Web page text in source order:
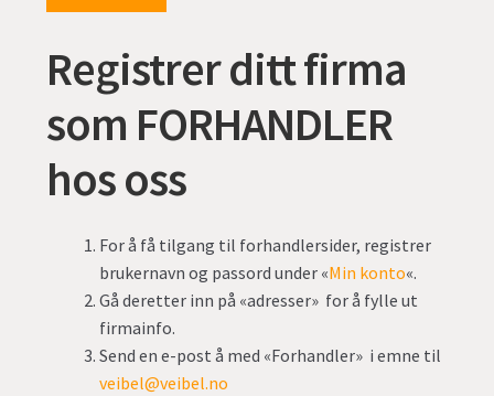
Registrer ditt firma
som FORHANDLER
hos oss
For å få tilgang til forhandlersider, registrer
brukernavn og passord under «Min konto«.
Gå deretter inn på «adresser» for å fylle ut
firmainfo.
Send en e-post å med «Forhandler» i emne til
veibel@veibel.no